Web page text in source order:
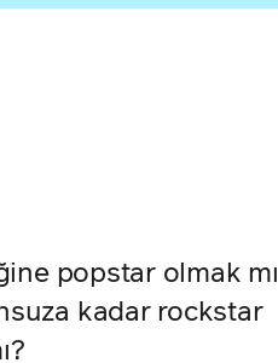
popstar olmak mı
kadar rockstar